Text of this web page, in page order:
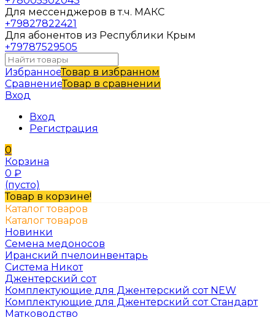
Для мессенджеров в т.ч. МАКС
+79827822421
Для абонентов из Республики Крым
+79787529505
ИзбранноеТовар в избранном
СравнениеТовар в сравнении
Вход
Вход
Регистрация
0
Корзина
0 ₽
(пусто)
Товар в корзине!
Каталог товаров
Каталог товаров
Новинки
Семена медоносов
Иранский пчелоинвентарь
Система Никот
Джентерский сот
Комплектующие для Джентерский сот NEW
Комплектующие для Джентерский сот Стандарт
Матководство